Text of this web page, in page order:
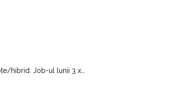
hibrid. Job-ul lunii 3 x